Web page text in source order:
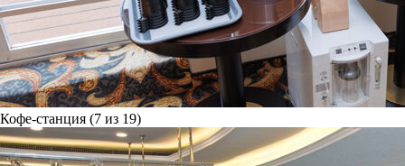
Кофе-станция (7 из 19)